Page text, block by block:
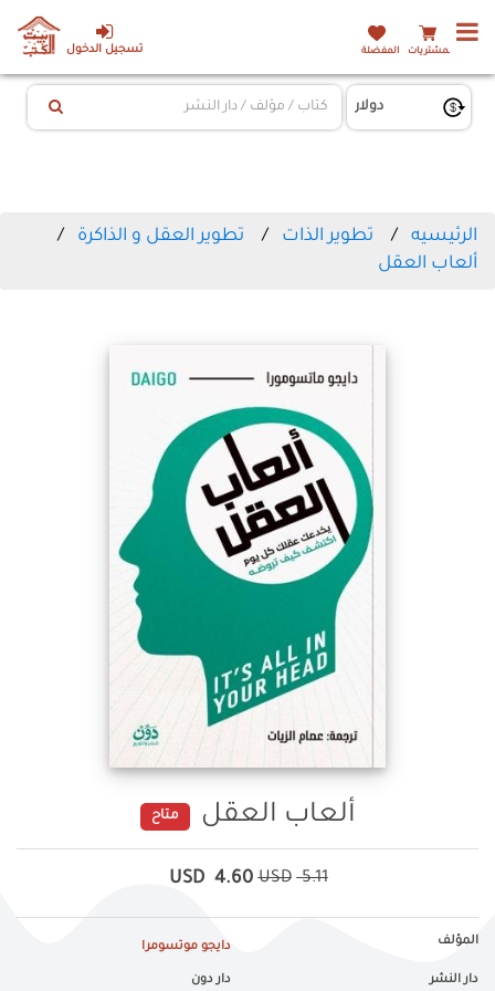
تسجيل الدخول المشتريات المفضلة
الرئيسيه تطوير الذات
تطوير العقل و الذاكرة
ألعاب العقل
ألعاب العقل متاح
5.11
USD
4.60
USD
المؤلف دايجو موتسومرا
دار النشر دار دون